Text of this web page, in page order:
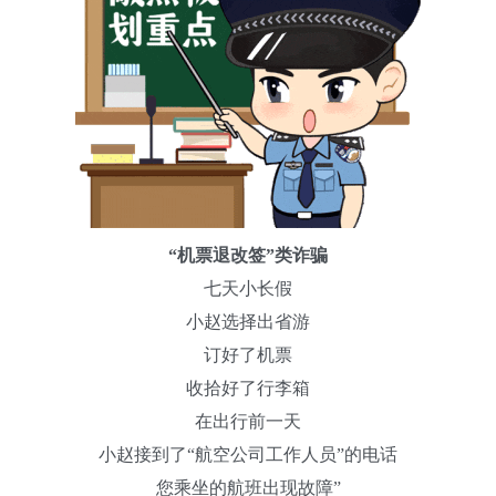
“机票退改签”类诈骗
七天小长假
小赵选择出省游
订好了机票
收拾好了行李箱
在出行前一天
小赵接到了“航空公司工作人员”的电话
您乘坐的航班出现故障”